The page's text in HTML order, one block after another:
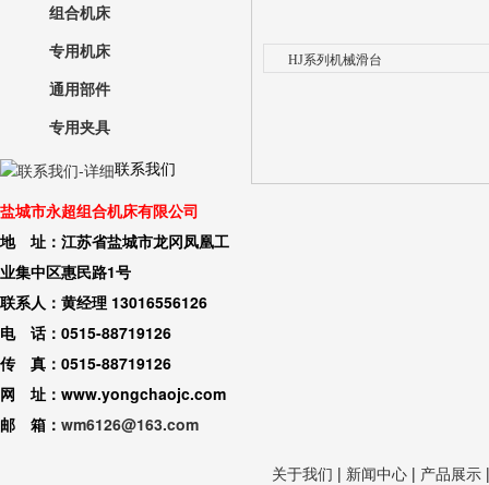
组合机床
专用机床
通用部件
专用夹具
联系我们
盐城市永超组合机床有限公司
地 址：江苏省盐城市龙冈凤凰工
业集中区惠民路1号
联系人：黄经理 13016556126
电 话：0515-88719126
传 真：0515-88719126
网 址：www.yongchaojc.com
邮 箱： wm6126@163.com
HJ系列机械滑台
关于我们 | 新闻中心 | 产品展示